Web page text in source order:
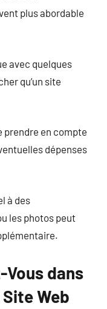
plus abordable
avec quelques
qu’un site
prendre en compte
dépenses
à des
les photos peut
dans
Web